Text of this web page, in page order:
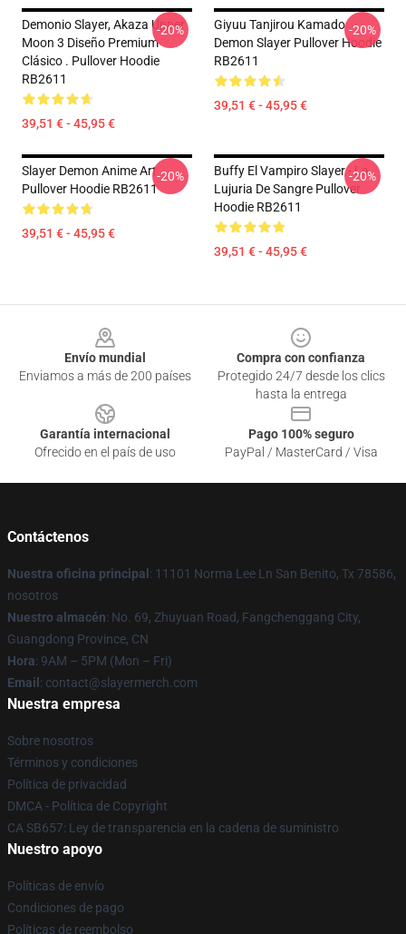
Demonio Slayer, Akaza Upper
Moon 3 Diseño Premium
Clásico . Pullover Hoodie
RB2611
39,51 € - 45,95 €
-20%
Giyuu Tanjirou Kamado
Demon Slayer Pullover Hoodie
RB2611
39,51 € - 45,95 €
-20%
Slayer Demon Anime Art
Pullover Hoodie RB2611
39,51 € - 45,95 €
-20%
Buffy El Vampiro Slayer - La
Lujuria De Sangre Pullover
Hoodie RB2611
39,51 € - 45,95 €
-20%
Envío mundial
Enviamos a más de 200 países
Compra con confianza
Protegido 24/7 desde los clics
hasta la entrega
Garantía internacional
Ofrecido en el país de uso
Pago 100% seguro
PayPal / MasterCard / Visa
Contáctenos
Nuestra oficina principal : 11101 Norma Lee Ln San Benito, Tx 78586,
nosotros
Nuestro almacén: No. 69, Zhuyuan Road, Fangchenggang City,
Guangdong Province, CN
Hora: 9AM – 5PM (Mon – Fri)
Email : contact@slayermerch.com
Nuestra empresa
Sobre nosotros
Términos y condiciones
Política de privacidad
DMCA - Política de Copyright
CA SB657: Ley de transparencia en la cadena de suministro
Nuestro apoyo
Políticas de envío
Condiciones de pago
Políticas de reembolso